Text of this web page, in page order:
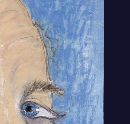
Maartens moestuin
serene
bij zijn huis aan
jaren tachtig
paste